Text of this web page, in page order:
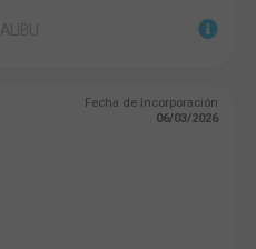
Fecha de Incorporación
06/03/2026